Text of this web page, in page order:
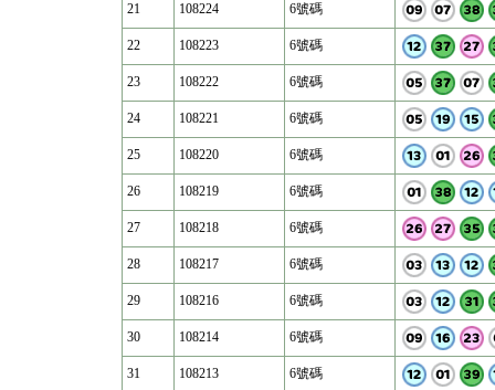
21 108224 6號碼
22 108223 6號碼
23 108222 6號碼
24 108221 6號碼
25 108220 6號碼
26 108219 6號碼
27 108218 6號碼
28 108217 6號碼
29 108216 6號碼
30 108214 6號碼
31 108213 6號碼